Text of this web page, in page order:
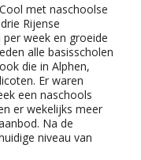
met naschoolse
Rijense
week en groeide
alle basisscholen
die in Alphen,
Er waren
een naschools
er wekelijks meer
Na de
niveau van